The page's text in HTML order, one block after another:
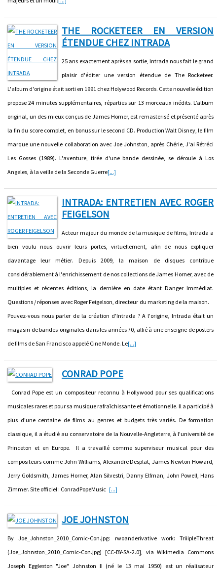
THE ROCKETEER EN VERSION
ÉTENDUE CHEZ INTRADA
25 ans exactement après sa sortie, Intrada nous fait le grand
plaisir d'éditer une version étendue de The Rocketeer.
L'album d'origine était sorti en 1991 chez Holywood Records. Cette nouvelle édition
propose 24 minutes supplémentaires, réparties sur 13 morceaux inédits. L’album
original, un des mieux conçus de James Horner, est remasterisé et présenté après
la fin du score complet, en bonus sur le second CD. Production Walt Disney, le film
marque une nouvelle collaboration avec Joe Johnston, après Chérie, J'ai Rétréci
Les Gosses (1989). L'aventure, tirée d'une bande dessinée, se déroule à Los
Angeles, à la veille de la Seconde Guerre[...]
INTRADA: ENTRETIEN AVEC ROGER
FEIGELSON
Acteur majeur du monde de la musique de films, Intrada a
bien voulu nous ouvrir leurs portes, virtuellement, afin de nous expliquer
davantage leur métier. Depuis 2009, la maison de disques contribue
considérablement à l'enrichissement de nos collections de James Horner, avec de
multiples et récentes éditions, la dernière en date étant Danger Immédiat.
Questions / réponses avec Roger Feigelson, directeur du marketing de la maison.
Pouvez-vous nous parler de la création d'Intrada ? A l'origine, Intrada était un
magasin de bandes-originales dans les années 70, allié à une enseigne de posters
de films de San Francisco appelé Cine Monde. Le[...]
CONRAD POPE
Conrad Pope est un compositeur reconnu à Hollywood pour ses qualifications
musicales rares et pour sa musique rafraîchissante et émotionnelle. Il a participé à
plus d'une centaine de films au genres et budgets très variés. De formation
classique, il a étudié au conservatoire de la Nouvelle-Angleterre, à l'université de
Princeton et en Europe. Il a travaillé comme superviseur musical pour des
compositeurs comme John Williams, Alexandre Desplat, James Newton Howard,
Jerry Goldsmith, James Horner, Alan Silvestri, Danny Elfman, John Powell, Hans
Zimmer. Site officiel : ConradPopeMusic [...]
JOE JOHNSTON
By Joe_Johnston_2010_Comic-Con.jpg: rwoanderivative work: TriiipleThreat
(Joe_Johnston_2010_Comic-Con.jpg) [CC-BY-SA-2.0], via Wikimedia Commons
Joseph Eggleston "Joe" Johnston II (né le 13 mai 1950) est un réalisateur